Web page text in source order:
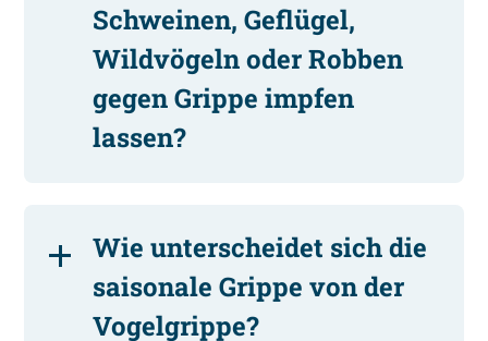
Schweinen, Geflügel,
Wildvögeln oder Robben
gegen Grippe impfen
lassen?
Wie unterscheidet sich die
saisonale Grippe von der
Vogelgrippe?